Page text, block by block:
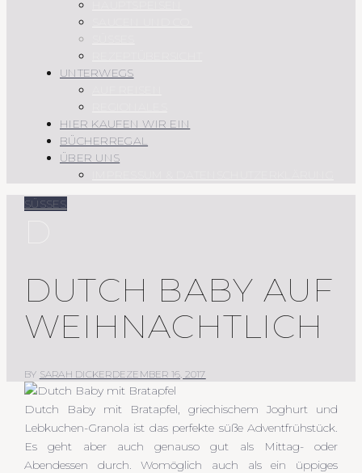
UNTERWEGS
HIER KAUFEN WIR EIN
BÜCHERREGAL
ÜBER UNS
SÜSSES
DUTCH BABY AUF
WEIHNACHTLICH
BY SARAH DICKERDEZEMBER 16, 2017
Dutch Baby mit Bratapfel, griechischem Joghurt und
Lebkuchen-Granola ist das perfekte süße Adventfrühstück.
Es geht aber auch genauso gut als Mittag- oder
Abendessen durch. Womöglich auch als ein üppiges